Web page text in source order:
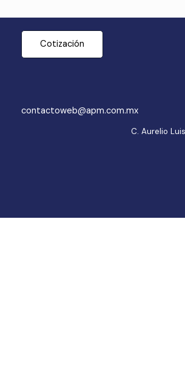
Cotización
contactoweb@apm.com.mx
C. Aurelio